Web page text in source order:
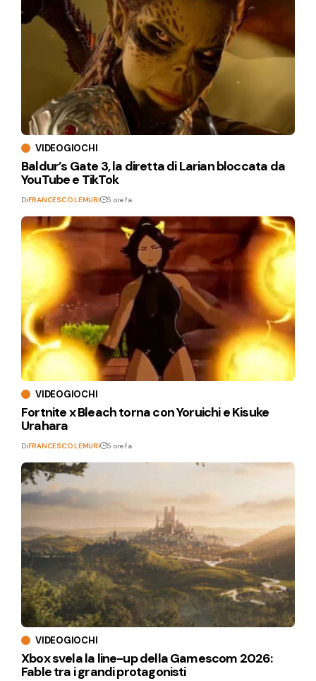
VIDEOGIOCHI
Baldur’s Gate 3, la diretta di Larian bloccata da
YouTube e TikTok
DiFRANCESCO LEMURI 5 ore fa
VIDEOGIOCHI
Fortnite x Bleach torna con Yoruichi e Kisuke
Urahara
DiFRANCESCO LEMURI 5 ore fa
VIDEOGIOCHI
Xbox svela la line-up della Gamescom 2026:
Fable tra i grandi protagonisti